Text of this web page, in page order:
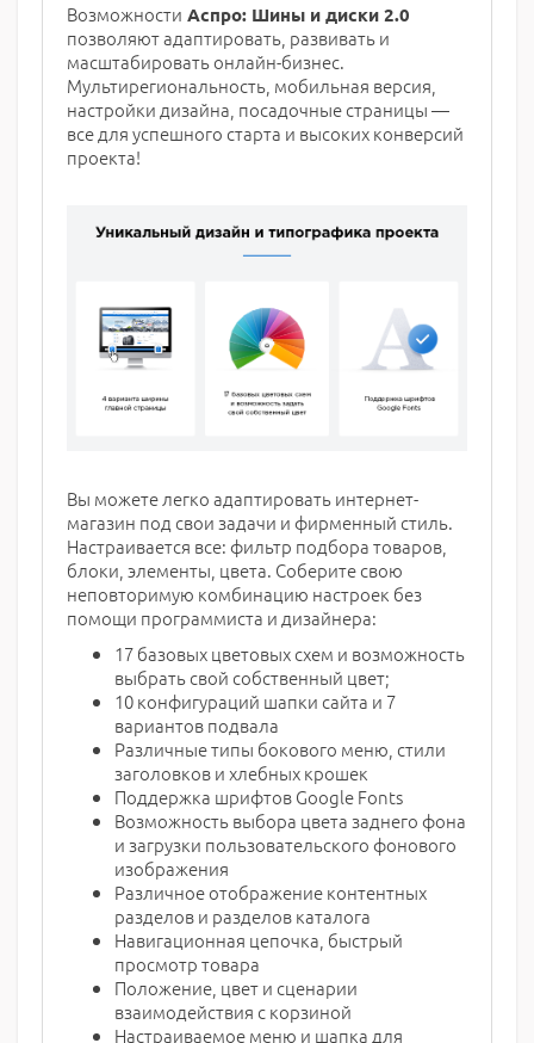
Возможности Аспро: Шины и диски 2.0
позволяют адаптировать, развивать и
масштабировать онлайн-бизнес.
Мультирегиональность, мобильная версия,
настройки дизайна, посадочные страницы —
все для успешного старта и высоких конверсий
проекта!
Вы можете легко адаптировать интернет-
магазин под свои задачи и фирменный стиль.
Настраивается все: фильтр подбора товаров,
блоки, элементы, цвета. Соберите свою
неповторимую комбинацию настроек без
помощи программиста и дизайнера:
17 базовых цветовых схем и возможность
выбрать свой собственный цвет;
10 конфигураций шапки сайта и 7
вариантов подвала
Различные типы бокового меню, стили
заголовков и хлебных крошек
Поддержка шрифтов Google Fonts
Возможность выбора цвета заднего фона
и загрузки пользовательского фонового
изображения
Различное отображение контентных
разделов и разделов каталога
Навигационная цепочка, быстрый
просмотр товара
Положение, цвет и сценарии
взаимодействия с корзиной
Настраиваемое меню и шапка для